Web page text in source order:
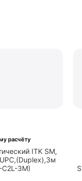
ITK SM,
3M)
расчёту